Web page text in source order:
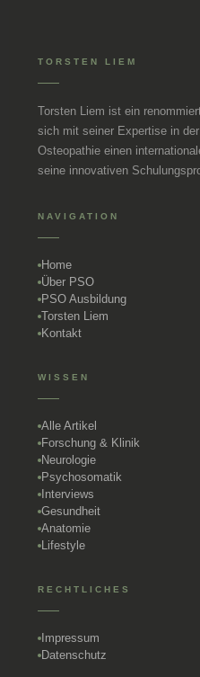
TORSTEN LIEM
Torsten Liem ist ein
sich mit seiner Expertise in
Osteopathie einen
seine innovativen
NAVIGATION
Home
Über PSO
PSO Ausbildung
Torsten Liem
Kontakt
WISSEN
Alle Artikel
Forschung & Klinik
Neurologie
Psychosomatik
Interviews
Gesundheit
Anatomie
Lifestyle
RECHTLICHES
Impressum
Datenschutz